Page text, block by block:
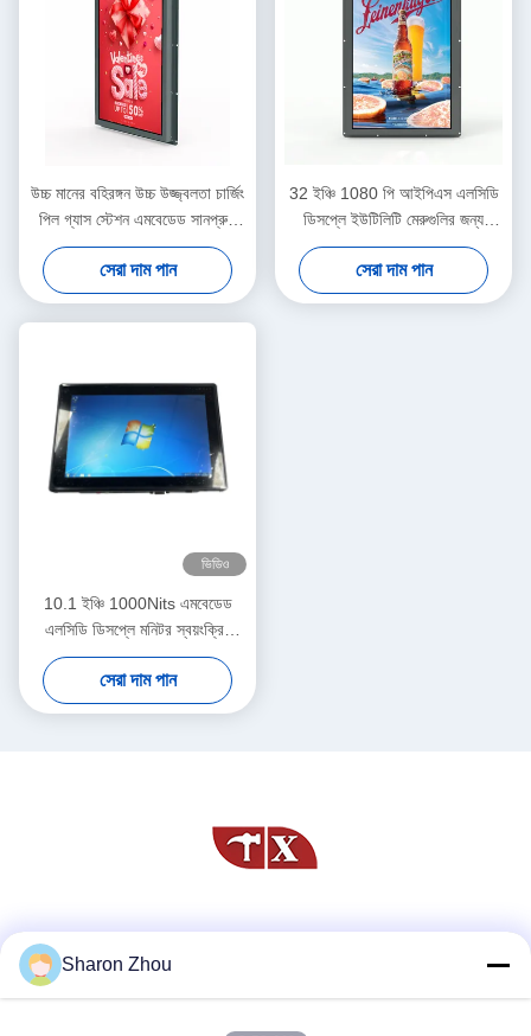
উচ্চ মানের বহিরঙ্গন উচ্চ উজ্জ্বলতা চার্জিং
পিল গ্যাস স্টেশন এমবেডেড সানপ্রুফ
তাপ প্রতিরোধী এলসিডি মডিউল
সেরা দাম পান
32 ইঞ্চি 1080 পি আইপিএস এলসিডি
ডিসপ্লে ইউটিলিটি মেরুগুলির জন্য
2000Nits উজ্জ্বলতা অ্যান্ড্রয়েড
এমবেডেড স্ব-পরিষেবা ইভি চার্জিং স্টেশন
সেরা দাম পান
ভিডিও
10.1 ইঞ্চি 1000Nits এমবেডেড
এলসিডি ডিসপ্লে মনিটর স্বয়ংক্রিয়
উজ্জ্বলতা সমন্বয়
সেরা দাম পান
Sharon Zhou